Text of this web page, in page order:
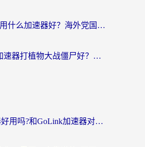
国外冒险岛2用什么加速器好？海外党国服游戏畅玩全攻略（附鸣潮哈利波特加速技巧）
国外用什么加速器打植物大战僵尸好？海外党国服游戏加速终极指南
Sixfast加速器好用吗?和GoLink加速器对比哪个回国效果更好?海外党亲测实用指南